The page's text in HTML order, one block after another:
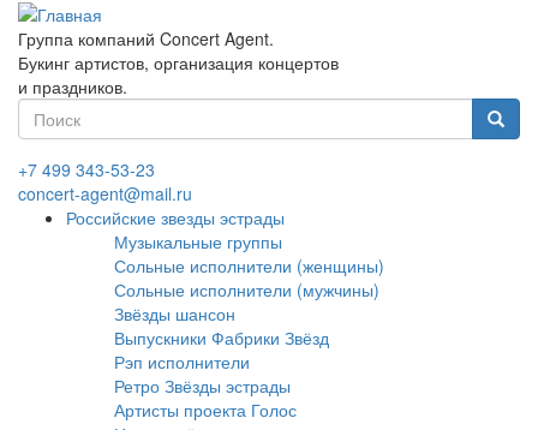
Перейти
основному
содержанию
Группа компаний Concert Agent.
Букинг артистов, организация концертов
и праздников.
Форма
поиска
+7 499 343-53-23
concert-agent@mail.ru
Российские звезды эстрады
Музыкальные группы
Сольные исполнители (женщины)
Сольные исполнители (мужчины)
Звёзды шансон
Выпускники Фабрики Звёзд
Рэп исполнители
Ретро Звёзды эстрады
Артисты проекта Голос